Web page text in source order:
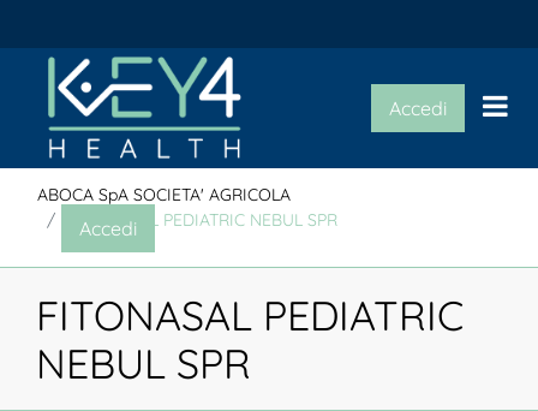
Accedi
Accedi
ABOCA SpA SOCIETA' AGRICOLA
FITONASAL PEDIATRIC NEBUL SPR
FITONASAL PEDIATRIC
NEBUL SPR